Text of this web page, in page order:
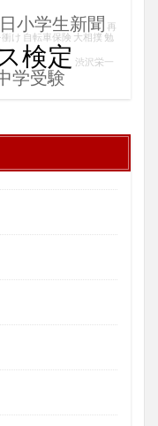
小学生新聞 再
衝け 自転車保険 大相撲 勉
検定 渋沢栄一
学受験